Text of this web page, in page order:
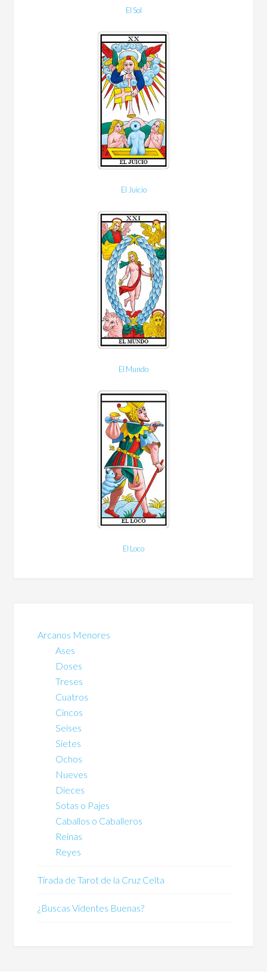
El Sol
El Juicio
El Mundo
El Loco
Arcanos Menores
Ases
Doses
Treses
Cuatros
Cincos
Seises
Sietes
Ochos
Nueves
Dieces
Sotas o Pajes
Caballos o Caballeros
Reinas
Reyes
Tirada de Tarot de la Cruz Celta
¿Buscas Videntes Buenas?